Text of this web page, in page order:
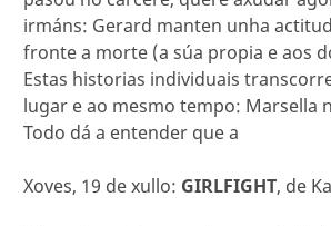
irmáns: Gerard manten unha
fronte a morte (a súa propia e aos
Estas historias individuais
lugar e ao mesmo tempo: Marsella
Todo dá a entender que a
Xoves, 19 de xullo: GIRLFIGHT, de